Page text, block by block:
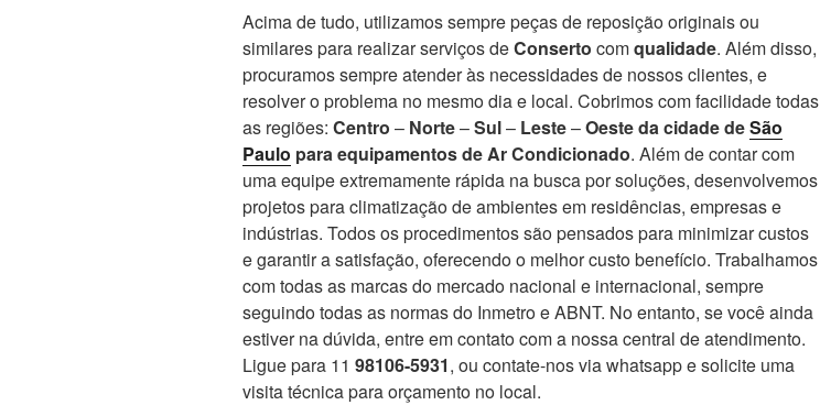
Acima de tudo, utilizamos sempre peças de reposição originais ou
similares para realizar serviços deConserto comqualidade. Além disso,
procuramos sempre atender às necessidades de nossos clientes, e
resolver o problema no mesmo dia e local. Cobrimos com facilidade todas
as regiões: Centro – Norte–Sul– Leste–Oeste da cidade deSão
Paulo para equipamentos de Ar Condicionado. Além de contar com
uma equipe extremamente rápida na busca por soluções, desenvolvemos
projetos para climatização de ambientes em residências, empresas e
indústrias. Todos os procedimentos são pensados para minimizar custos
e garantir a satisfação, oferecendo o melhor custo benefício. Trabalhamos
com todas as marcas do mercado nacional e internacional, sempre
seguindo todas as normas do Inmetro e ABNT. No entanto, se você ainda
estiver na dúvida, entre em contato com a nossa central de atendimento.
Ligue para 11 98106-5931, ou contate-nos via whatsapp e solicite uma
visita técnica para orçamento no local.